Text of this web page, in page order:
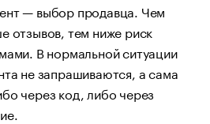
— выбор продавца. Чем
отзывов, тем ниже риск
В нормальной ситуации
не запрашиваются, а сама
через код, либо через